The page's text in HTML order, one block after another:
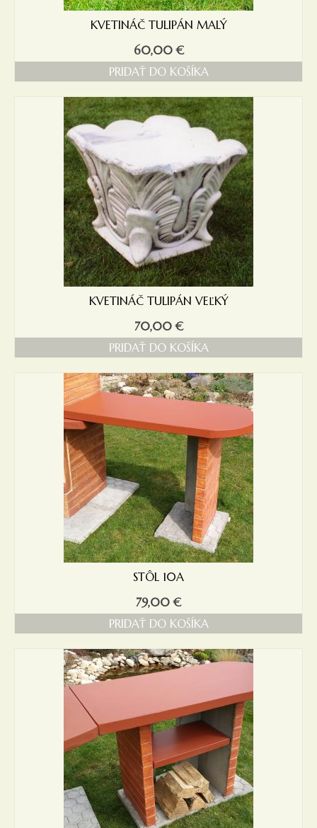
KVETINÁČ TULIPÁN MALÝ
60,00€
PRIDAŤ DO KOŠÍKA
KVETINÁČ TULIPÁN VEĽKÝ
70,00€
PRIDAŤ DO KOŠÍKA
STÔL 10A
79,00€
PRIDAŤ DO KOŠÍKA